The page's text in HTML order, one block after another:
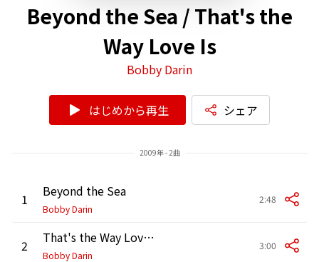
Beyond the Sea / That's the
Way Love Is
Bobby Darin
はじめから再生 シェア
2009年 - 2曲
1 Beyond the Sea
Bobby Darin
2:48
2 That's the Way Love Is
Bobby Darin
3:00